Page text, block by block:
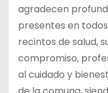
agradecen
presentes en
recintos de salud,
compromiso,
al cuidado y